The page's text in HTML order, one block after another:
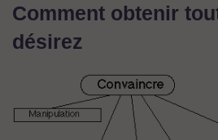
Comment obtenir
désirez